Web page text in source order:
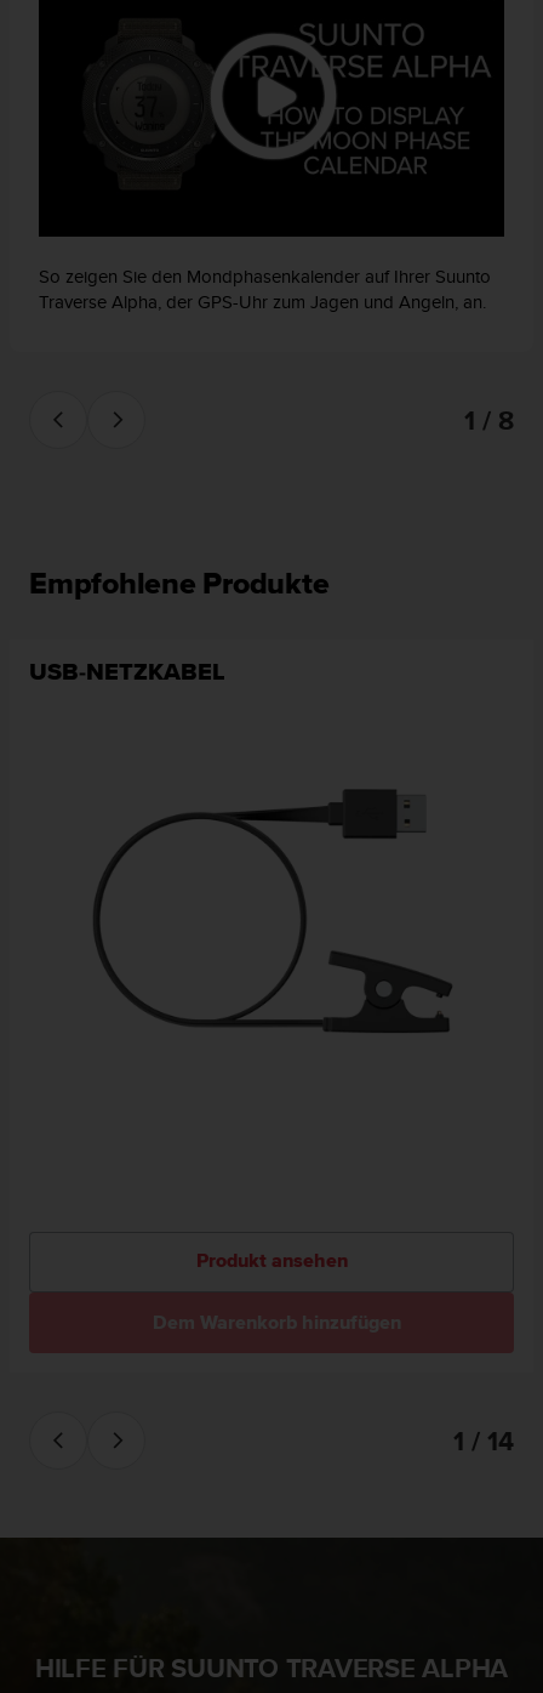
So zeigen Sie den Mondphasenkalender auf Ihrer Suunto
Traverse Alpha, der GPS-Uhr zum Jagen und Angeln, an.
1 / 8
Empfohlene Produkte
USB-NETZKABEL
Produkt ansehen
Dem Warenkorb hinzufügen
1 / 14
HILFE FÜR SUUNTO TRAVERSE ALPHA